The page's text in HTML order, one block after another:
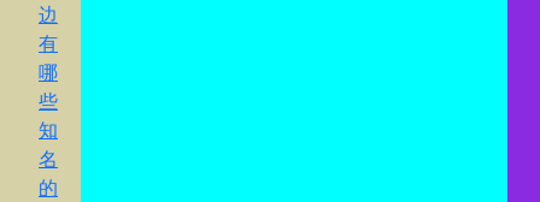
边
有
哪
些
知
名
的